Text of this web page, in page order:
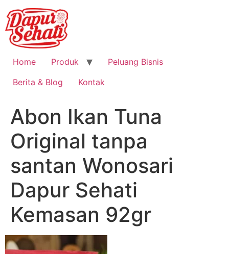
Home Produk
Peluang Bisnis
Berita & Blog
Kontak
Abon Ikan Tuna
Original tanpa
santan Wonosari
Dapur Sehati
Kemasan 92gr